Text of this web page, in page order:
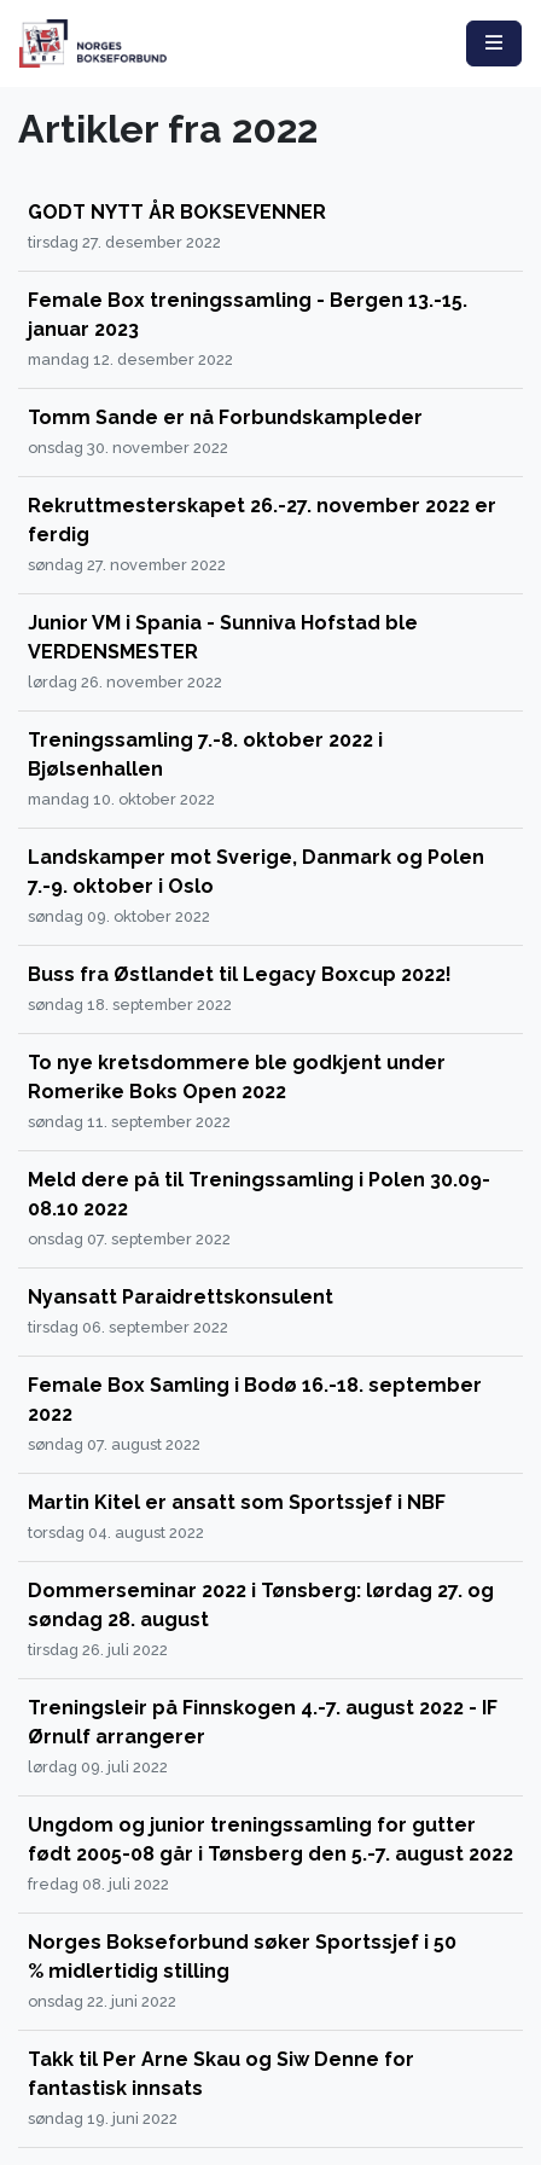
Artikler fra 2022
GODT NYTT ÅR BOKSEVENNER
tirsdag 27. desember 2022
Female Box treningssamling - Bergen 13.-15.
januar 2023
mandag 12. desember 2022
Tomm Sande er nå Forbundskampleder
onsdag 30. november 2022
Rekruttmesterskapet 26.-27. november 2022 er
ferdig
søndag 27. november 2022
Junior VM i Spania - Sunniva Hofstad ble
VERDENSMESTER
lørdag 26. november 2022
Treningssamling 7.-8. oktober 2022 i
Bjølsenhallen
mandag 10. oktober 2022
Landskamper mot Sverige, Danmark og Polen
7.-9. oktober i Oslo
søndag 09. oktober 2022
Buss fra Østlandet til Legacy Boxcup 2022!
søndag 18. september 2022
To nye kretsdommere ble godkjent under
Romerike Boks Open 2022
søndag 11. september 2022
Meld dere på til Treningssamling i Polen 30.09-
08.10 2022
onsdag 07. september 2022
Nyansatt Paraidrettskonsulent
tirsdag 06. september 2022
Female Box Samling i Bodø 16.-18. september
2022
søndag 07. august 2022
Martin Kitel er ansatt som Sportssjef i NBF
torsdag 04. august 2022
Dommerseminar 2022 i Tønsberg: lørdag 27. og
søndag 28. august
tirsdag 26. juli 2022
Treningsleir på Finnskogen 4.-7. august 2022 - IF
Ørnulf arrangerer
lørdag 09. juli 2022
Ungdom og junior treningssamling for gutter
født 2005-08 går i Tønsberg den 5.-7. august 2022
fredag 08. juli 2022
Norges Bokseforbund søker Sportssjef i 50
% midlertidig stilling
onsdag 22. juni 2022
Takk til Per Arne Skau og Siw Denne for
fantastisk innsats
søndag 19. juni 2022